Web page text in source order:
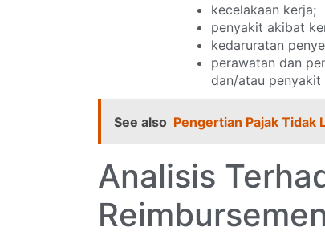
kecelakaan kerja;
penyakit akibat
kedaruratan
perawatan dan
dan/atau penyakit
See also Pengertian Pajak Tidak
Analisis